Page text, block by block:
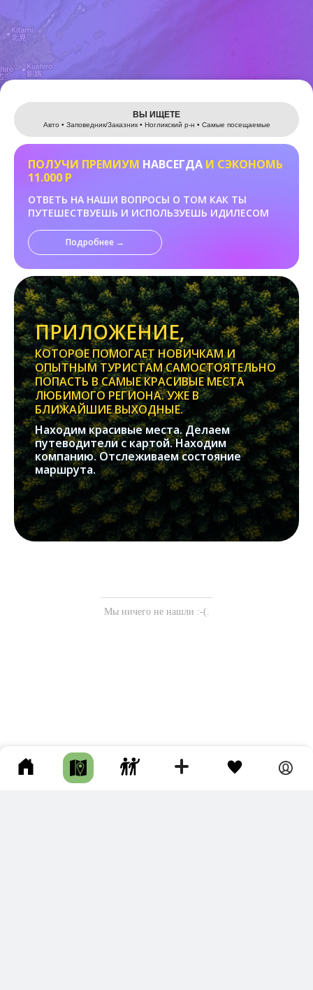
Leaflet
ВЫ ИЩЕТЕ
Авто • Заповедник/Заказник • Ногликский р-н • Самые посещаемые
ПОЛУЧИ ПРЕМИУМ НАВСЕГДА И СЭКОНОМЬ
11.000 Р
ОТВЕТЬ НА НАШИ ВОПРОСЫ О ТОМ КАК ТЫ
ПУТЕШЕСТВУЕШЬ И ИСПОЛЬЗУЕШЬ ИДИЛЕСОМ
Подробнее →
ПРИЛОЖЕНИЕ,
КОТОРОЕ ПОМОГАЕТ НОВИЧКАМ И
ОПЫТНЫМ ТУРИСТАМ САМОСТОЯТЕЛЬНО
ПОПАСТЬ В САМЫЕ КРАСИВЫЕ МЕСТА
ЛЮБИМОГО РЕГИОНА. УЖЕ В
БЛИЖАЙШИЕ ВЫХОДНЫЕ.
Находим красивые места. Делаем
путеводители с картой. Находим
компанию. Отслеживаем состояние
маршрута.
Мы ничего не нашли :-(.